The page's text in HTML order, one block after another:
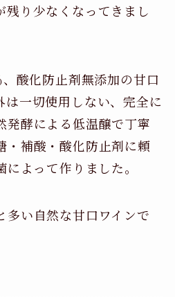
残り少なくなってきまし
酸化防止剤無添加の甘口
は一切使用しない、完全に
発酵による低温醸で丁寧
・補酸・酸化防止剤に頼
よって作りました。
多い自然な甘口ワインで